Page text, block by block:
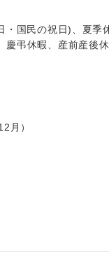
・国民の祝日)、夏季
慶弔休暇、産前産後
月）
京都府